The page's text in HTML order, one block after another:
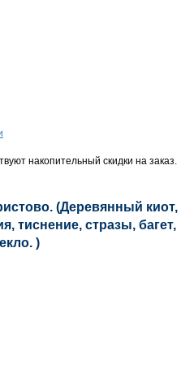
накопительный скидки на заказ.
(Деревянный киот,
тиснение, стразы, багет,
)